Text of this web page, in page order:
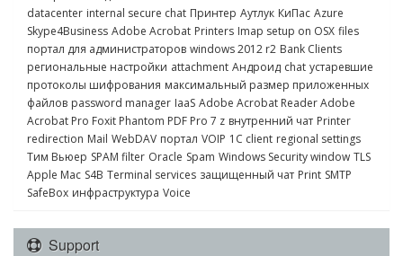
datacenter internal secure chat Принтер Аутлук КиПас Azure
Skype4Business Adobe Acrobat Printers Imap setup on OSX files
портал для администраторов windows 2012 r2 Bank Clients
региональные настройки attachment Андроид chat устаревшие
протоколы шифрования максимальный размер приложенных
файлов password manager IaaS Adobe Acrobat Reader Adobe
Acrobat Pro Foxit Phantom PDF Pro 7 z внутренний чат Printer
redirection Mail WebDAV портал VOIP 1C client regional settings
Тим Вьюер SPAM filter Oracle Spam Windows Security window TLS
Apple Mac S4B Terminal services защищенный чат Print SMTP
SafeBox инфраструктура Voice
Support